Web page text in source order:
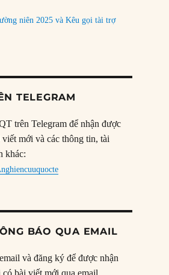
niên 2025 và Kêu gọi tài trợ
TELEGRAM
trên Telegram để nhận được
viết mới và các thông tin, tài
khác:
BÁO QUA EMAIL
và đăng ký để được nhận